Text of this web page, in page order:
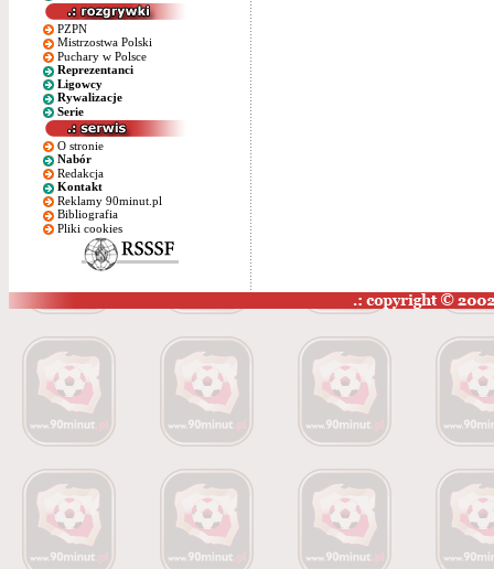
PZPN
Mistrzostwa Polski
Puchary w Polsce
Reprezentanci
Ligowcy
Rywalizacje
Serie
O stronie
Nabór
Redakcja
Kontakt
Reklamy 90minut.pl
Bibliografia
Pliki cookies